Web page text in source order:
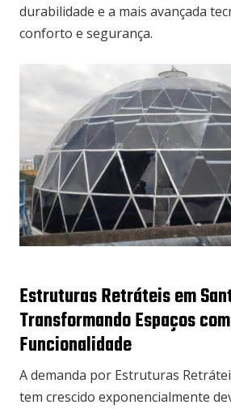
durabilidade e a mais avançada
conforto e segurança.
Estruturas Retráteis em
Transformando Espaços
Funcionalidade
A demanda por Estruturas
tem crescido exponencialmente